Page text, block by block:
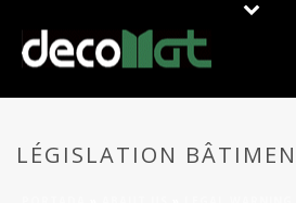
LÉGISLATION